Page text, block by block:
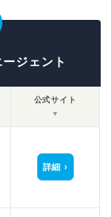
ジェント
公式サイト
▼
詳細